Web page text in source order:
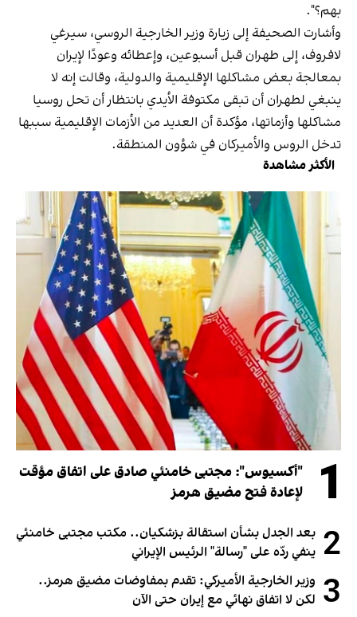
بهم؟".
وأشارت الصحيفة إلى زيارة وزير الخارجية الروسي، سيرغي
لافروف، إلى طهران قبل أسبوعين، وإعطائه وعودًا لإيران
بمعالجة بعض مشاكلها الإقليمية والدولية، وقالت إنه لا
ينبغي لطهران أن تبقى مكتوفة الأيدي بانتظار أن تحل روسيا
مشاكلها وأزماتها، مؤكدة أن العديد من الأزمات الإقليمية سببها
تدخل الروس والأميركان في شؤون المنطقة.
الأكثر مشاهدة
1
"أكسيوس": مجتبى خامنئي صادق على اتفاق مؤقت
لإعادة فتح مضيق هرمز
2 بعد الجدل بشأن استقالة بزشكيان.. مكتب مجتبى خامنئي
ينفي ردّه على "رسالة" الرئيس الإيراني
3 وزير الخارجية الأميركي: تقدم بمفاوضات مضيق هرمز..
لكن لا اتفاق نهائي مع إيران حتى الآن